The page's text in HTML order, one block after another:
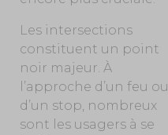
Les intersections
constituent un point
noir majeur. À
l’approche d’un feu ou
d’un stop, nombreux
sont les usagers à se